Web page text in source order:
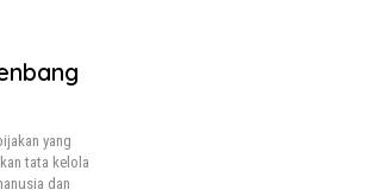
yang
tata kelola
dan